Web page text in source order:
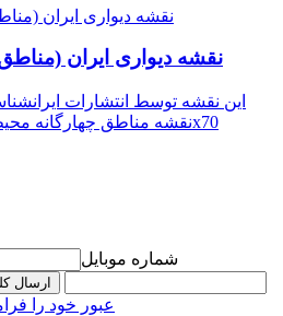
نقشه دیواری ایران
این نقشه توسط انتشارات
شماره موبایل
ارسال
عبور خود را